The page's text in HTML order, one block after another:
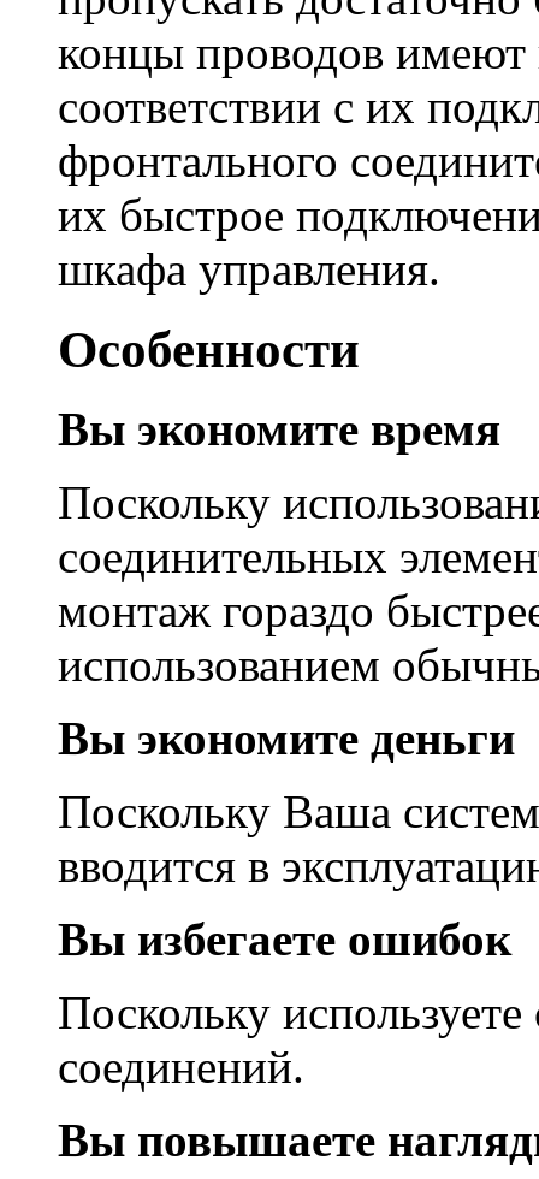
концы проводов
соответствии с их
фронтального
их быстрое
шкафа управления.
Особенности
Вы экономите время
Поскольку
соединительных
монтаж гораздо
использованием
Вы экономите деньги
Поскольку Ваша
вводится в
Вы избегаете ошибок
Поскольку
соединений.
Вы повышаете